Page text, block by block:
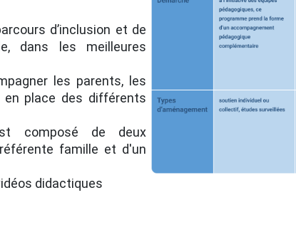
d’inclusion et de
dans les meilleures
les parents, les
place des différents
composé de deux
famille et d'un
didactiques